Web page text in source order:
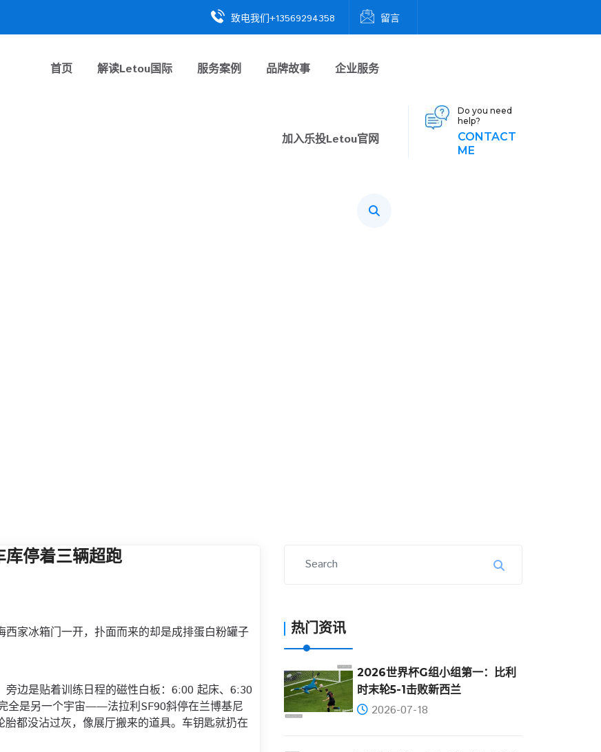
致电我们+13569294358 留言
首页 解读Letou国际 服务案例 品牌故事 企业服务
加入乐投letou官网
Do you need
help?
CONTACT
ME
库停着三辆超跑
家冰箱门一开，扑面而来的却是成排蛋白粉罐子
边是贴着训练日程的磁性白板：6:00 起床、6:30
全是另一个宇宙——法拉利SF90斜停在兰博基尼
都没沾过灰，像展厅搬来的道具。车钥匙就扔在
热门资讯
2026世界杯G组小组第一：比利
时末轮5-1击败新西兰
2026-07-18